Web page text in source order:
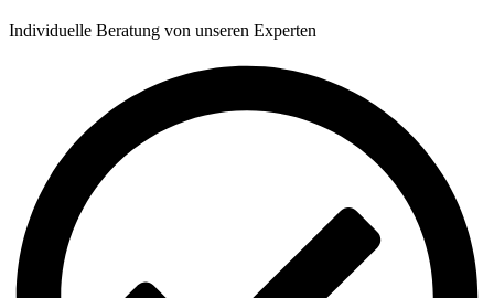
Individuelle Beratung von unseren Experten